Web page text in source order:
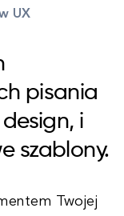
UX
pisania
i
szablony.
Twojej